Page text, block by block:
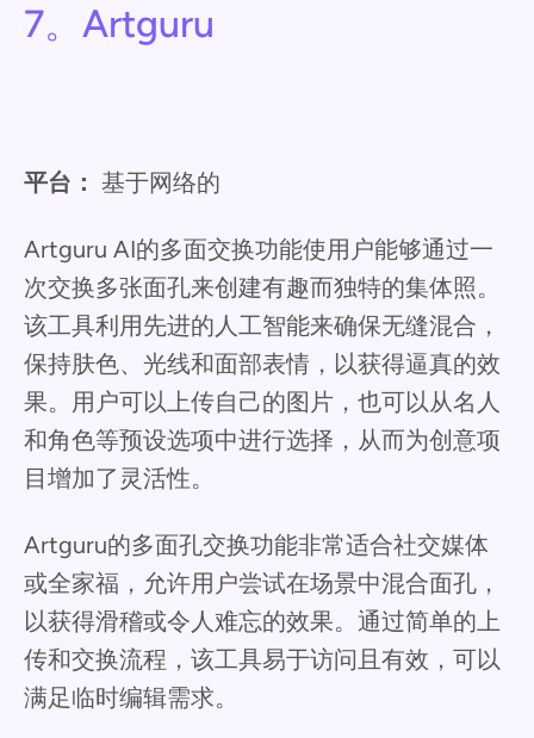
7。Artguru
平台： 基于网络的
Artguru AI的多面交换功能使用户能够通过一
次交换多张面孔来创建有趣而独特的集体照。
该工具利用先进的人工智能来确保无缝混合，
保持肤色、光线和面部表情，以获得逼真的效
果。用户可以上传自己的图片，也可以从名人
和角色等预设选项中进行选择，从而为创意项
目增加了灵活性。
Artguru的多面孔交换功能非常适合社交媒体
或全家福，允许用户尝试在场景中混合面孔，
以获得滑稽或令人难忘的效果。通过简单的上
传和交换流程，该工具易于访问且有效，可以
满足临时编辑需求。